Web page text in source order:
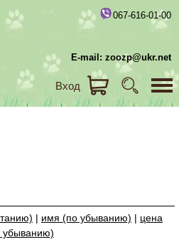
067-616-01-00
E-mail: zoozp@ukr.net
Вход
| имя (по убыванию) | цена
убыванию)